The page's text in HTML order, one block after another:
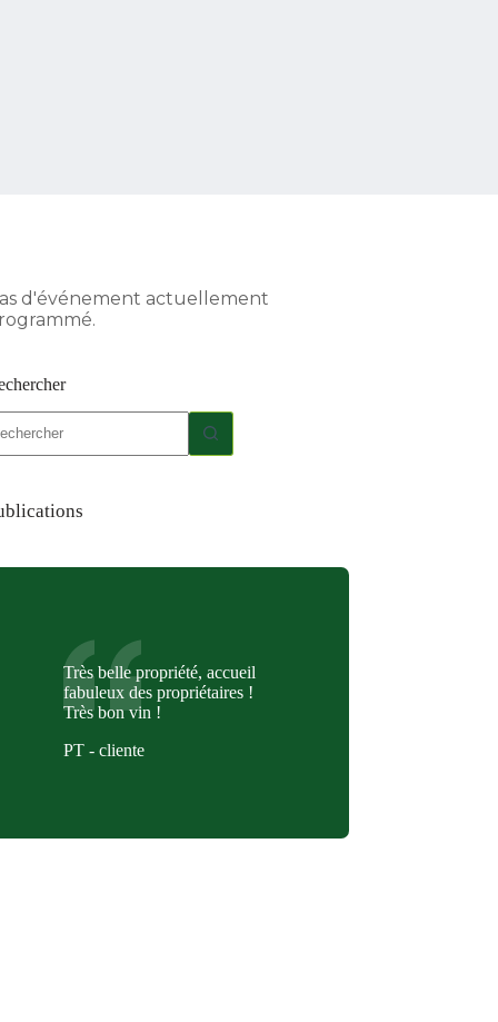
d'événement actuellement
Très belle propriété, accueil
fabuleux des propriétaires !
Très bon vin !
PT - cliente